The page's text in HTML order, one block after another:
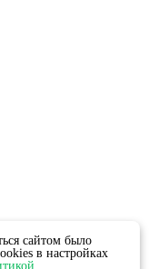
сайтом было
в настройках